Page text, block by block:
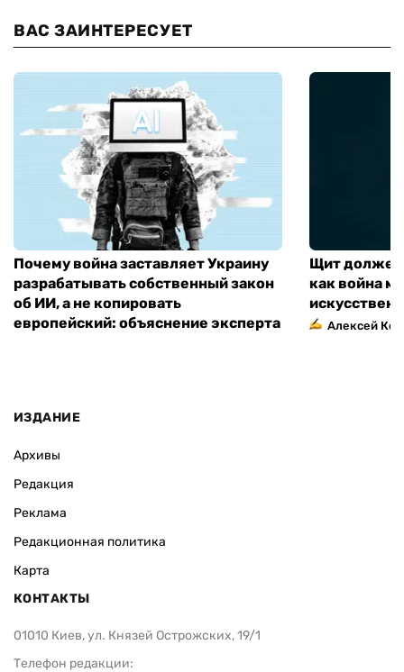
ВАС ЗАИНТЕРЕСУЕТ
Почему война заставляет Украину
разрабатывать собственный закон
об ИИ, а не копировать
европейский: объяснение эксперта
Щит должен
как война
Алексей
ИЗДАНИЕ
Архивы
Редакция
Реклама
Редакционная политика
Карта
КОНТАКТЫ
01010 Киев, ул. Князей Острожских, 19/1
Телефон редакции: